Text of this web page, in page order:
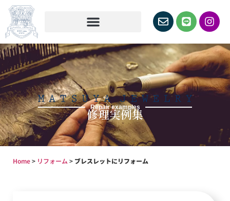
Repair examples
修理実例集
Home> リフォーム > ブレスレットにリフォーム